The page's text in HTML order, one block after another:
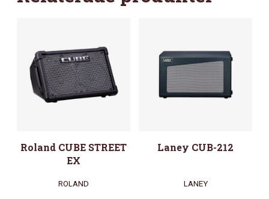
Roland CUBE STREET
EX
ROLAND
Laney CUB-212
LANEY